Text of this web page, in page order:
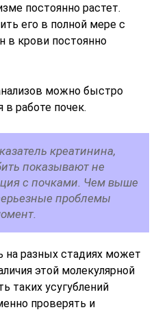
постоянно растет.
его в полной мере с
в крови постоянно
можно быстро
работе почек.
креатинина,
показывают не
с почками. Чем выше
проблемы
на разных стадиях может
этой молекулярной
таких усугублений
проверять и